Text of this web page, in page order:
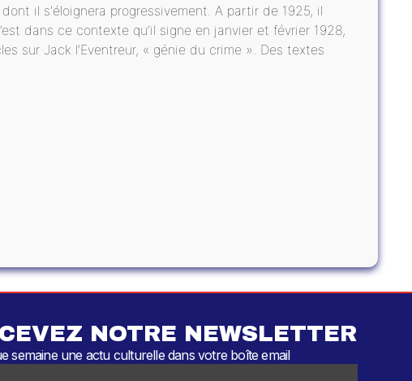
il s'éloignera progressivement. A partir de 1925, il
dans ce contexte qu’il signe en janvier et février 1928,
sur Jack l’Eventreur, « génie du crime ». Des textes
NOTRE NEWSLETTER
semaine une actu culturelle dans votre boîte email